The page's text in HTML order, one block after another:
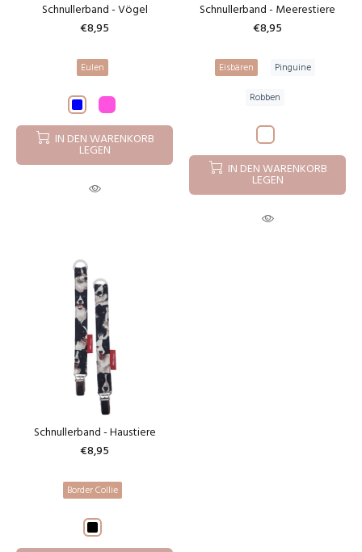
Schnullerband - Vögel
€8,95
Eulen
IN DEN WARENKORB
LEGEN
Schnullerband - Meerestiere
€8,95
Eisbären
Pinguine
Robben
IN DEN WARENKORB
LEGEN
Schnullerband - Haustiere
€8,95
Border Collie